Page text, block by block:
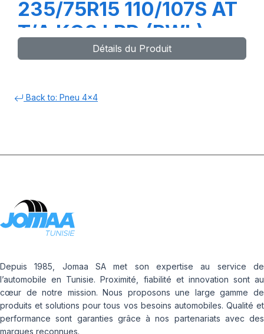
235/75R15 110/107S AT
T/A KO3 LRD (RWL)
Détails du Produit
Back to: Pneu 4x4
Depuis 1985, Jomaa SA met son expertise au service de
l’automobile en Tunisie. Proximité, fiabilité et innovation sont au
cœur de notre mission. Nous proposons une large gamme de
produits et solutions pour tous vos besoins automobiles. Qualité et
performance sont garanties grâce à nos partenariats avec des
marques reconnues.